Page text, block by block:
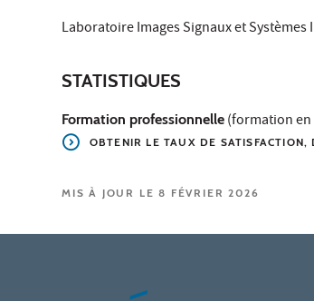
Laboratoire Images Signaux et Systèmes
STATISTIQUES
Formation professionnelle (formation
OBTENIR LE TAUX DE
MIS À JOUR LE 8 FÉVRIER 2026